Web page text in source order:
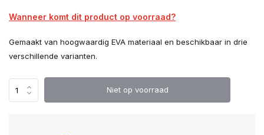
Wanneer komt dit product op voorraad?
Gemaakt van hoogwaardig EVA materiaal en beschikbaar in drie
verschillende varianten.
Niet op voorraad